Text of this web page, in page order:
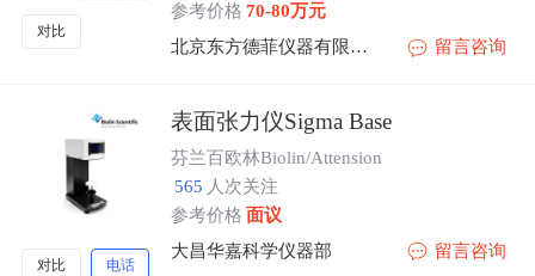
对比
参考价格 70-80万元
北京东方德菲仪器有限公司
留言咨询
对比 电话
表面张力仪Sigma Base
芬兰百欧林Biolin/Attension
565 人次关注
参考价格 面议
大昌华嘉科学仪器部
留言咨询